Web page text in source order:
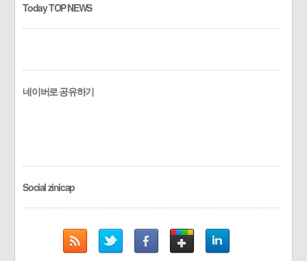
Today TOP NEWS
네이버로 공유하기
Social zinicap